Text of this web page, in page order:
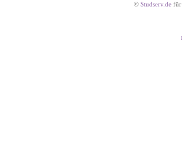
© Studserv.de für